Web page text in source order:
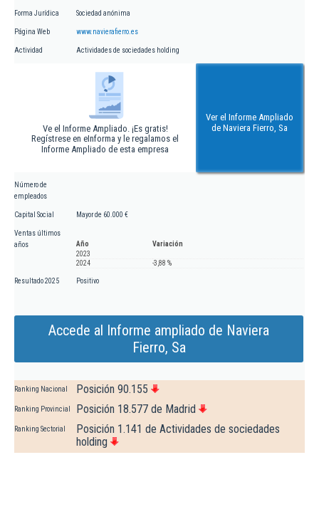
Forma Jurídica Sociedad anónima
Página Web www.navierafierro.es
Actividad Actividades de sociedades holding
Ve el Informe Ampliado. ¡Es gratis!
Regístrese en eInforma y le regalamos el
Informe Ampliado de esta empresa
Ver el Informe Ampliado
de Naviera Fierro, Sa
Número de
empleados
Capital Social Mayor de 60.000 €
Ventas últimos
años
Año
Variación
2023
2024
-3,88 %
Resultado 2025 Positivo
Accede al Informe ampliado de Naviera
Fierro, Sa
Ranking Nacional Posición 90.155
Ranking Provincial Posición 18.577 de Madrid
Ranking Sectorial
Posición 1.141 de Actividades de sociedades
holding